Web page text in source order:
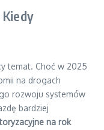
Kiedy
temat. Choć w 2025
na drogach
rozwoju systemów
bardziej
na rok